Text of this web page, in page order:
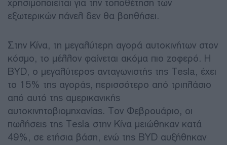
χρησιμοποιείται για την τοποθέτηση των
εξωτερικών πάνελ δεν θα βοηθήσει.
Στην Κίνα, τη μεγαλύτερη αγορά αυτοκινήτων στον
κόσμο, το μέλλον φαίνεται ακόμα πιο ζοφερό. Η
BYD, ο μεγαλύτερος ανταγωνιστής της Tesla, έχει
το 15% της αγοράς, περισσότερο από τριπλάσιο
από αυτό της αμερικανικής
αυτοκινητοβιομηχανίας. Τον Φεβρουάριο, οι
πωλήσεις της Tesla στην Κίνα μειώθηκαν κατά
49%, σε ετήσια βάση, ενώ της BYD αυξήθηκαν